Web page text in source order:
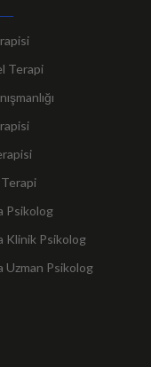
Terapi
Psikolog
Klinik Psikolog
Uzman Psikolog